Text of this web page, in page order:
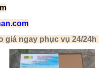
ngay phục vụ 24/24h